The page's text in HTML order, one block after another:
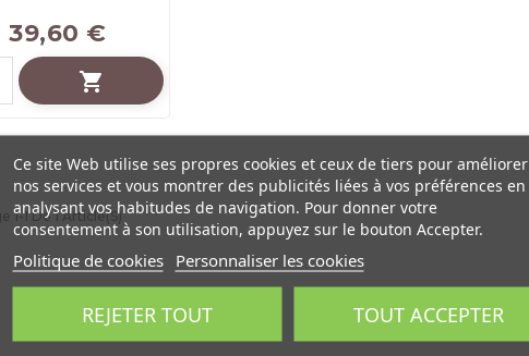
39,60 €

1-1 De 1 Article(s)
Ce site Web utilise ses propres cookies et ceux de tiers pour améliorer
nos services et vous montrer des publicités liées à vos préférences en
analysant vos habitudes de navigation. Pour donner votre
consentement à son utilisation, appuyez sur le bouton Accepter.
Politique de cookies Personnaliser les cookies
REJETER TOUT TOUT ACCEPTER